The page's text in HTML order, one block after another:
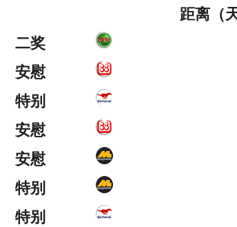
距离（天
二奖
安慰
特别
安慰
安慰
特别
特别